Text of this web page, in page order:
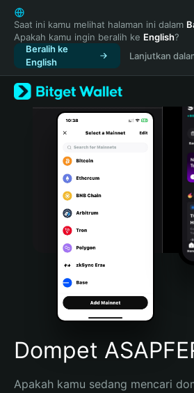
English
日本語
Tiếng Việt
Русский
Español (Latinoamérica)
Türkçe
Italiano
Português (Portugal)
Bahasa Indonesia
Português (Brasil)
Español (Argentina)
Saat ini kamu melihat halaman ini dalam
Apakah kamu ingin beralih ke English?
Beralih ke
English
Lanjutkan
Dompet
Apakah kamu sedang mencari